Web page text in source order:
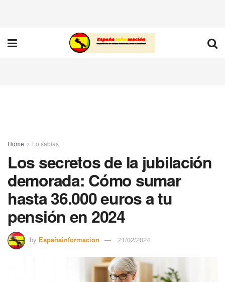
Home Lo sabías
Los secretos de la jubilación
demorada: Cómo sumar
hasta 36.000 euros a tu
pensión en 2024
by Españainformacion 21/02/2024